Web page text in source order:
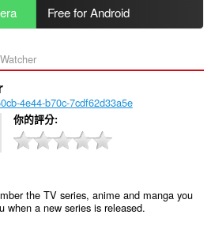
Free for Android
4e44-b70c-7cdf62d33a5e
你的評分
the TV series, anime and manga you
when a new series is released.